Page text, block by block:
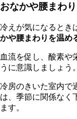
おなかや腰まわ
冷えが気になるとき
かや腰まわりを温め
血流を促し、酸素や
うに意識しましょう。
冷房のきいた室内で
は、季節に関係なく
ます。